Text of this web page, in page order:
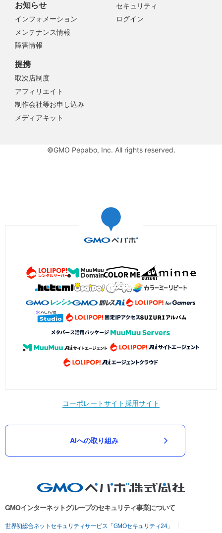
お知らせ
インフォメーション
メンテナンス情報
障害情報
提携
取次店制度
アフィリエイト
制作会社等お申し込み
メディアキット
セキュリティ
ログイン
©GMO Pepabo, Inc. All rights reserved.
コーポレートサイト採用サイト
AIへの取り組み
GMOインターネットグループのセキュリティ事業について
世界初総合ネットセキュリティサービス「GMOセキュリティ24」